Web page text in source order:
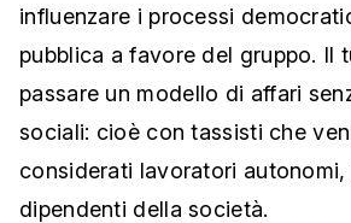
influenzare i processi
pubblica a favore del gruppo. Il
passare un modello di affari
sociali: cioè con tassisti che
considerati lavoratori autonomi,
dipendenti della società.